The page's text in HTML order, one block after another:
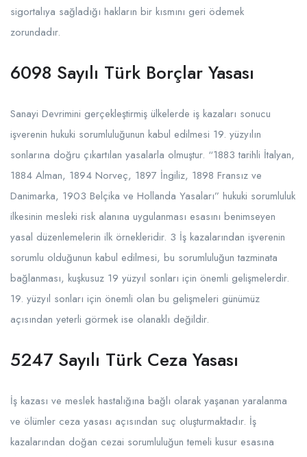
sigortalıya sağladığı hakların bir kısmını geri ödemek
zorundadır.
6098 Sayılı Türk Borçlar Yasası
Sanayi Devrimini gerçekleştirmiş ülkelerde iş kazaları sonucu
işverenin hukuki sorumluluğunun kabul edilmesi 19. yüzyılın
sonlarına doğru çıkartılan yasalarla olmuştur. “1883 tarihli İtalyan,
1884 Alman, 1894 Norveç, 1897 İngiliz, 1898 Fransız ve
Danimarka, 1903 Belçika ve Hollanda Yasaları” hukuki sorumluluk
ilkesinin mesleki risk alanına uygulanması esasını benimseyen
yasal düzenlemelerin ilk örnekleridir. 3 İş kazalarından işverenin
sorumlu olduğunun kabul edilmesi, bu sorumluluğun tazminata
bağlanması, kuşkusuz 19 yüzyıl sonları için önemli gelişmelerdir.
19. yüzyıl sonları için önemli olan bu gelişmeleri günümüz
açısından yeterli görmek ise olanaklı değildir.
5247 Sayılı Türk Ceza Yasası
İş kazası ve meslek hastalığına bağlı olarak yaşanan yaralanma
ve ölümler ceza yasası açısından suç oluşturmaktadır. İş
kazalarından doğan cezai sorumluluğun temeli kusur esasına